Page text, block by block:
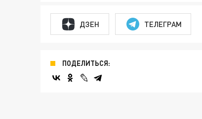
ДЗЕН ТЕЛЕГРАМ
ПОДЕЛИТЬСЯ: